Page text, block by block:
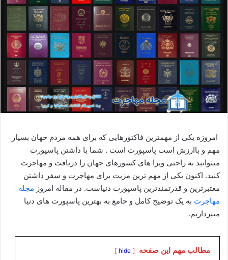
امروزه یکی از مهمترین فاکتورهایی که برای همه مردم جهان بسیار
مهم و باارزش است پاسپورت است . شما با داشتن پاسپورت
میتوانید به راحتی ویزا های کشورهای جهان را دریافت و مهاجرت
کنید. اکنون یکی از مهم ترین مزیت برای مهاجرت و سفر داشتن
معتبرترین و قدرتمندترین پاسپورت دنیاست. در مقاله امروز مجله
مهاجرت به یک توضیح کامل و جامع به بهترین پاسپورت های دنیا
میپردازیم.
مطالب مهم این صفحه hide